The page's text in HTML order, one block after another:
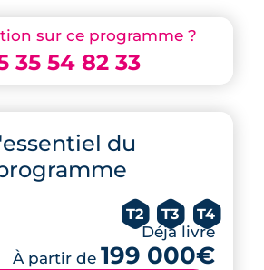
sur ce programme ?
35 54 82 33
du
T2 T3 T4
Déjà livré
À partir de 199 000€